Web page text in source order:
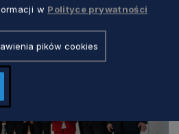
w Polityce prywatności
pików cookies